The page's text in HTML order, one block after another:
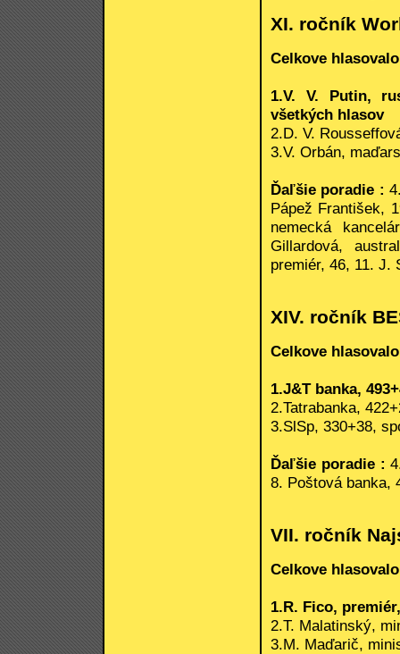
XI. ročník
Celkove
1.V. V. Putin,
všetkých hlasov
2.D. V.
3.V. Orbán,
Ďaľšie poradie :
Pápež František,
nemecká
Gillardová,
premiér, 46, 11. J.
XIV. ročník
Celkove
1.J&T banka,
2.Tatrabanka,
3.SlSp, 330+38,
Ďaľšie poradie :
8. Poštová banka,
VII. ročník
Celkove
1.R. Fico,
2.T. Malatinský,
3.M. Maďarič,